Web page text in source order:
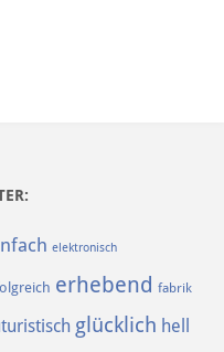
elektronisch
erhebend fabrik
glücklich hell